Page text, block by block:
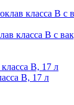
класса B с
B, 17 л